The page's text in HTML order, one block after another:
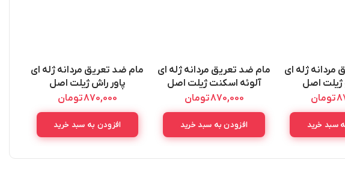
ژله ای
ژیلت اصل
COOL
تومان
سبد خرید
مام ضد تعریق مردانه ژله ای
آلوئه اسکنت ژیلت اصل
GILLETTE
ANTIPERSPIRANT GEL
ALOE SCENT 70ML
870,000تومان
افزودن به سبد خرید
مام ضد تعریق مردانه ژله ای
پاور راش ژیلت اصل
GILLETTE
ANTIPERSPIRANT GEL
POWER RUSH 70ML
870,000تومان
افزودن به سبد خرید